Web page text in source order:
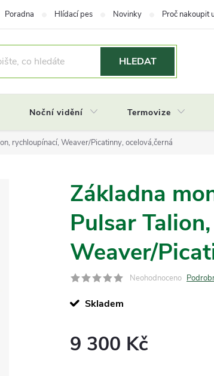
Poradna Hlídací pes Novinky Proč nakoupit
HLEDAT
Noční vidění Termovize
rychloupínací, Weaver/Picatinny, ocelová,černá
Základna
Pulsar
Weaver/
Neohodnoceno
Skladem
9 300 Kč